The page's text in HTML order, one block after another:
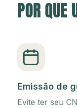
POR
Emissão de
Evite ter seu